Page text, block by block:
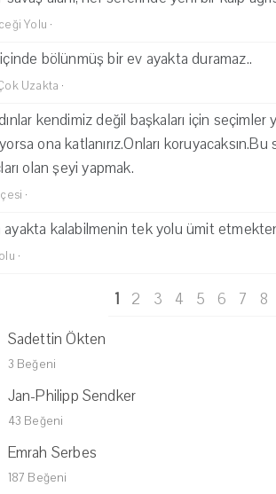
Yolu ·
bölünmüş bir ev ayakta duramaz..
Uzakta ·
kendimiz değil başkaları için seçimler
ona katlanırız.Onları koruyacaksın.Bu
olan şeyi yapmak.
·
ayakta kalabilmenin tek yolu ümit
·
1 2 3 4 5 6 7 8
Sadettin Ökten
3 Beğeni
Jan-Philipp Sendker
43 Beğeni
Emrah Serbes
187 Beğeni